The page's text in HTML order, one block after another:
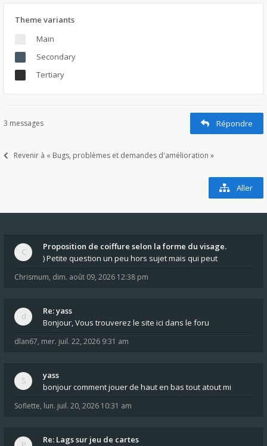
Theme variants
Main
Secondary
Tertiary
3 messages Répondre
Revenir à « Bugs, problèmes et demandes d'amélioration »
Aller
Proposition de coiffure selon la forme du visage.
) Petite question un peu hors sujet mais qui peut
Chrismum, dim. août 09, 2026 12:38 pm
Re: yass
Bonjour, Vous trouverez le site ici dans le foru
dlan67, mer. juil. 22, 2026 9:31 am
yass
bonjour comment jouer de haut en bas tout atout mi
Soflette, lun. juil. 20, 2026 10:31 am
Re: Lags sur jeu de cartes